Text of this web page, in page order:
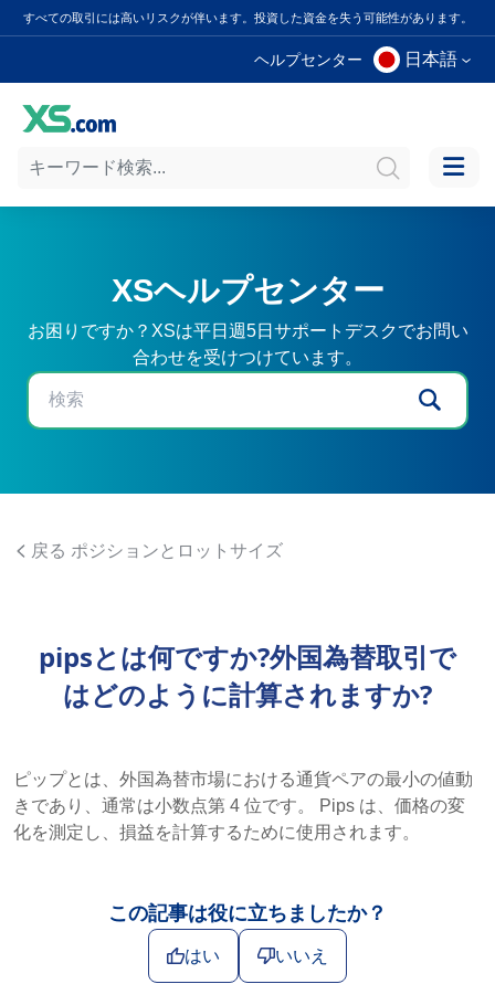
すべての取引には高いリスクが伴います。投資した資金を失う可能性があります。
ヘルプセンター 日本語
XSヘルプセンター
お困りですか？XSは平日週5日サポートデスクでお問い
合わせを受けつけています。
戻る ポジションとロットサイズ
pipsとは何ですか?外国為替取引で
はどのように計算されますか?
ピップとは、外国為替市場における通貨ペアの最小の値動
きであり、通常は小数点第 4 位です。 Pips は、価格の変
化を測定し、損益を計算するために使用されます。
この記事は役に立ちましたか？
はい いいえ